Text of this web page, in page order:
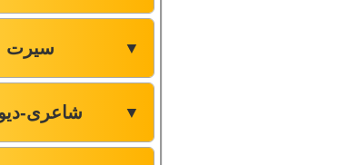
سیرت ▼
شاعری- ▼